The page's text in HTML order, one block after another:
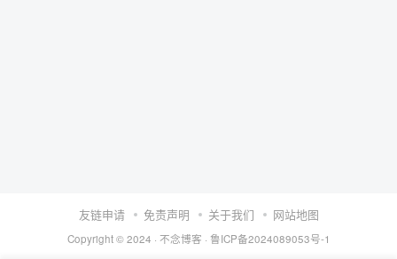
友链申请 免责声明 关于我们 网站地图
Copyright © 2024 · 不念博客 · 鲁ICP备2024089053号-1